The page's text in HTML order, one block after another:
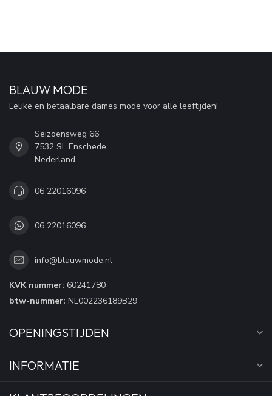
BLAUW MODE
Leuke en betaalbare dames mode voor alle leeftijden!
Seizoensweg 66
7532 SL Enschede
Nederland
06 22016096
06 22016096
info@blauwmode.nl
KVK nummer: 60241780
btw-nummer: NL002236189B29
OPENINGSTIJDEN
INFORMATIE